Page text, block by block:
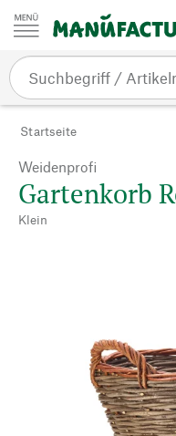
Zum Inhalt springen
Startseite
Weidenprofi
Gartenkorb
Klein